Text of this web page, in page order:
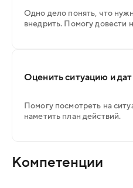
Одно дело понять, что
внедрить. Помогу довести
Оценить ситуацию и
Помогу посмотреть на
наметить план действий.
Компетенции